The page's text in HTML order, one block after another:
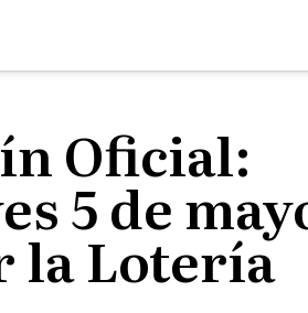
Oficial:
5 de
la Lotería